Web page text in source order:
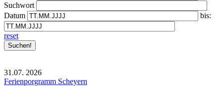
Suchwort
Datum
bis:
reset
31.07. 2026
Ferienporgramm Scheyern